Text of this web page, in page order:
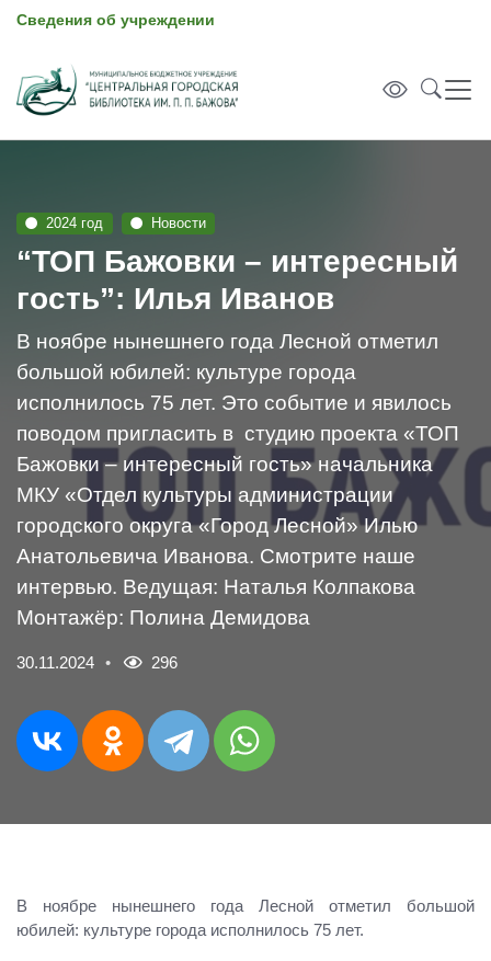
Сведения об учреждении
2024 год Новости
“ТОП Бажовки – интересный
гость”: Илья Иванов
В ноябре нынешнего года Лесной отметил
большой юбилей: культуре города
исполнилось 75 лет. Это событие и явилось
поводом пригласить в студию проекта «ТОП
Бажовки – интересный гость» начальника
МКУ «Отдел культуры администрации
городского округа «Город Лесной» Илью
Анатольевича Иванова. Смотрите наше
интервью. Ведущая: Наталья Колпакова
Монтажёр: Полина Демидова
30.11.2024 296
В ноябре нынешнего года Лесной отметил большой
юбилей: культуре города исполнилось 75 лет.